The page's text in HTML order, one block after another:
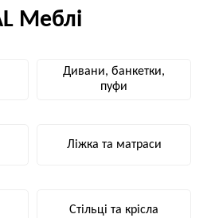
Меблі
Дивани, банкетки,
пуфи
Ліжка та матраси
Стільці та крісла